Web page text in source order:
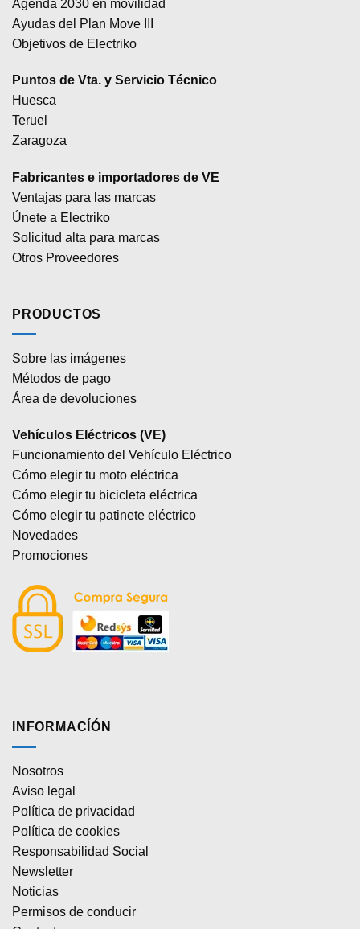
Agenda 2030 en movilidad
Ayudas del Plan Move III
Objetivos de Electriko
Puntos de Vta. y Servicio Técnico
Huesca
Teruel
Zaragoza
Fabricantes e importadores de VE
Ventajas para las marcas
Únete a Electriko
Solicitud alta para marcas
Otros Proveedores
PRODUCTOS
Sobre las imágenes
Métodos de pago
Área de devoluciones
Vehículos Eléctricos (VE)
Funcionamiento del Vehículo Eléctrico
Cómo elegir tu moto eléctrica
Cómo elegir tu bicicleta eléctrica
Cómo elegir tu patinete eléctrico
Novedades
Promociones
INFORMACÍÓN
Nosotros
Aviso legal
Política de privacidad
Política de cookies
Responsabilidad Social
Newsletter
Noticias
Permisos de conducir